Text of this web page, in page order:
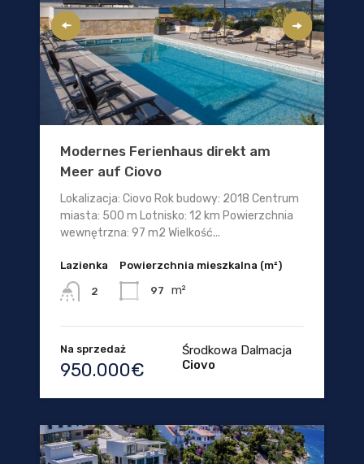
Modernes Ferienhaus direkt am
Meer auf Ciovo
Lokalizacja: Ciovo Rok budowy: 2018 Centrum
miasta: 500 m Lotnisko: 12 km Powierzchnia
wewnętrzna: 97 m2 Wielkość...
Lazienka
2
Powierzchnia mieszkalna (m²)
97 m²
Na sprzedaż
950.000€
Środkowa Dalmacja
Ciovo